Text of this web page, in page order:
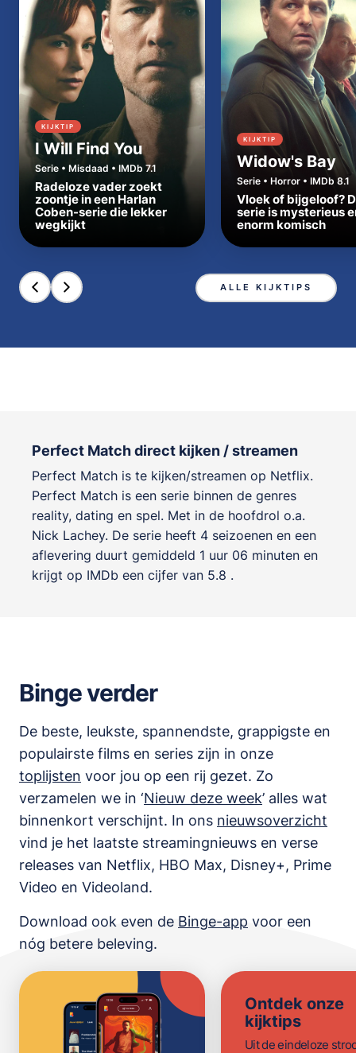
KIJKTIP
I Will Find You
Serie • Misdaad • IMDb 7.1
Radeloze vader zoekt
zoontje in een Harlan
Coben-serie die lekker
wegkijkt
KIJKTIP
Widow's Bay
Serie • Horror • IMDb 8.1
Vloek of bijgeloof?
serie is mysterieus
enorm komisch
ALLE KIJKTIPS
Perfect Match direct kijken / streamen
Perfect Match is te kijken/streamen op Netflix.
Perfect Match is een serie binnen de genres
reality, dating en spel. Met in de hoofdrol o.a.
Nick Lachey. De serie heeft 4 seizoenen en een
aflevering duurt gemiddeld 1 uur 06 minuten en
krijgt op IMDb een cijfer van 5.8 .
Binge verder
De beste, leukste, spannendste, grappigste en
populairste films en series zijn in onze
toplijsten voor jou op een rij gezet. Zo
verzamelen we in ‘Nieuw deze week’ alles wat
binnenkort verschijnt. In ons nieuwsoverzicht
vind je het laatste streamingnieuws en verse
releases van Netflix, HBO Max, Disney+, Prime
Video en Videoland.
Download ook even de Binge-app voor een
nóg betere beleving.
Ontdek onze
kijktips
Uit de eindeloze